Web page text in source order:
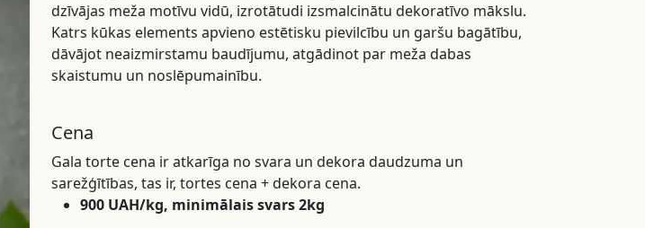
dzīvājas meža motīvu vidū, izrotātudi izsmalcinātu dekoratīvo mākslu.
Katrs kūkas elements apvieno estētisku pievilcību un garšu bagātību,
dāvājot neaizmirstamu baudījumu, atgādinot par meža dabas
skaistumu un noslēpumainību.
Cena
Gala torte cena ir atkarīga no svara un dekora daudzuma un
sarežģītības, tas ir, tortes cena + dekora cena.
900 UAH/kg, minimālais svars 2kg